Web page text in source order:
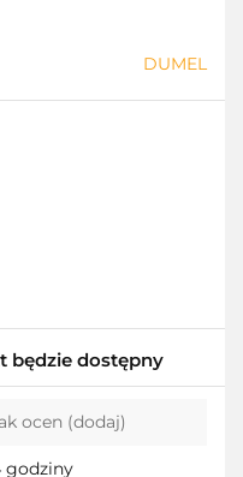
DUMEL
będzie dostępny
ocen (dodaj)
godziny